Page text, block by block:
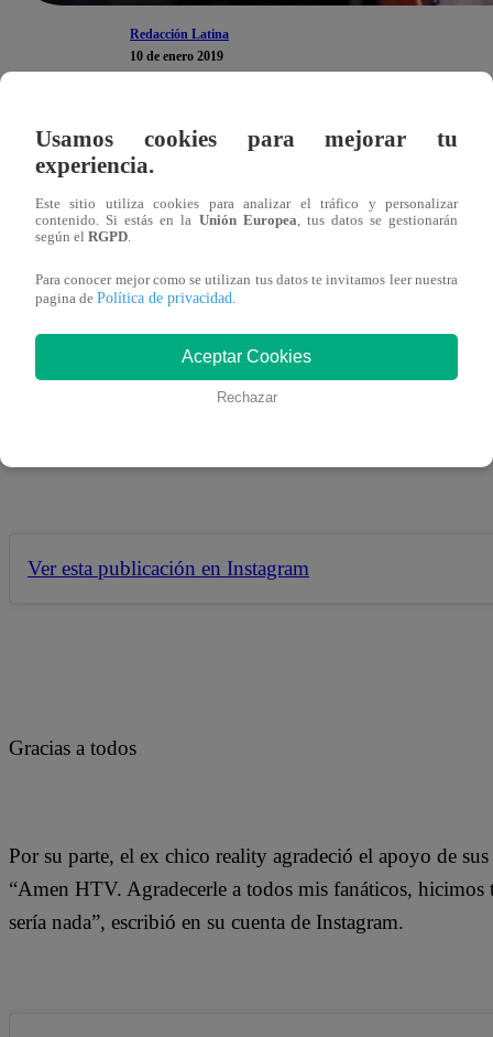
Redacción Latina
10 de enero 2019
Luego de haber tenido una época como chico reality,
oficialmente su carrera como cantante. Incluso muchas
como artista, pero el novio de Luciana Fuster cerró
por la reconocida cadena HTV.
Y es que el canal de música latina más importante de
Final’, en el popular ‘Hot Ranking’, que incluía a otros
felicidad causó en sus seguidores el anuncio hecho por
Ver esta publicación en Instagram
Gracias a todos
Por su parte, el ex chico reality agradeció el apoyo de sus
“Amen HTV. Agradecerle a todos mis fanáticos,
sería nada”, escribió en su cuenta de Instagram.
Usamos cookies para mejorar tu
experiencia.
Este sitio utiliza cookies para analizar el tráfico y personalizar
contenido. Si estás en la Unión Europea, tus datos se gestionarán
según el RGPD.
Para conocer mejor como se utilizan tus datos te invitamos leer nuestra
pagina de Política de privacidad.
Aceptar Cookies
Rechazar